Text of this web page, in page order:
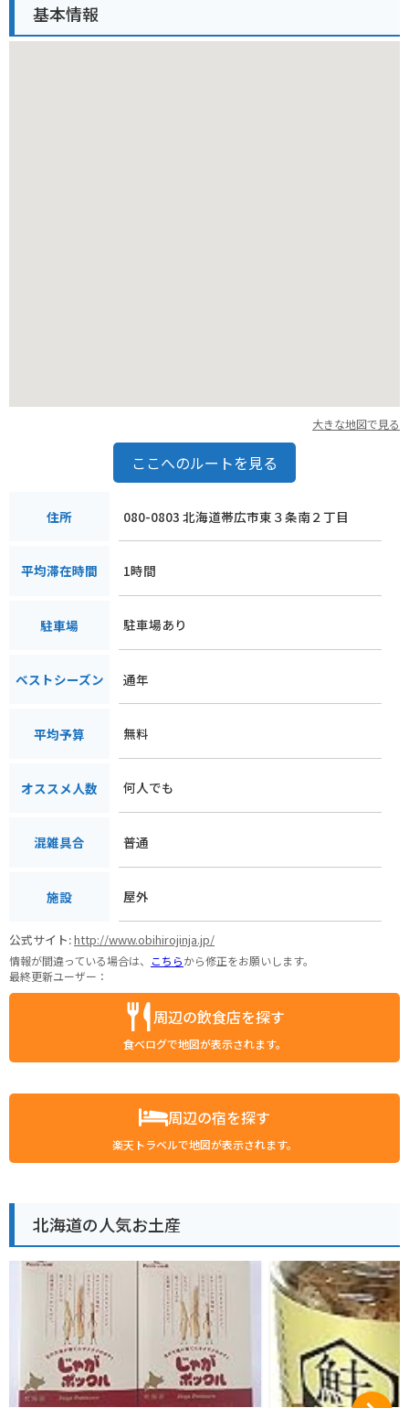
約10分とアクセスも良く、観光の際に立ち寄るのに最適な場所
です。
基本情報
大きな地図で見る
ここへのルートを見る
住所 080-0803 北海道帯広市東３条南２丁目
平均滞在時間 1時間
駐車場 駐車場あり
ベストシーズン 通年
平均予算 無料
オススメ人数 何人でも
混雑具合 普通
施設 屋外
公式サイト:http://www.obihirojinja.jp/
情報が間違っている場合は、 こちらから修正をお願いします。
最終更新ユーザー：
周辺の飲食店を探す
食べログで地図が表示されます。
周辺の宿を探す
楽天トラベルで地図が表示されます。
北海道の人気お土産